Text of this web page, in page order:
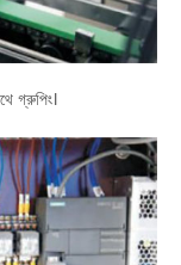
গ্রুপিং।